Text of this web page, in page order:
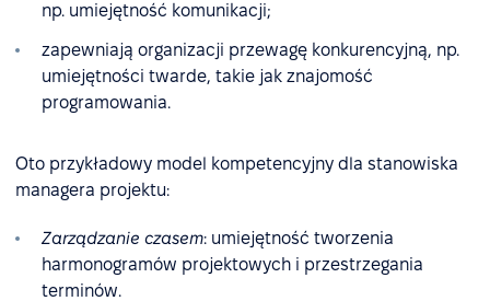
np. umiejętność komunikacji;
zapewniają organizacji przewagę konkurencyjną, np.
umiejętności twarde, takie jak znajomość
programowania.
Oto przykładowy model kompetencyjny dla stanowiska
managera projektu:
Zarządzanie czasem: umiejętność tworzenia
harmonogramów projektowych i przestrzegania
terminów.